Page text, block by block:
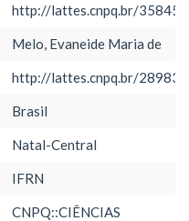
http://lattes.cnpq.br/
Melo, Evaneide Maria de
http://lattes.cnpq.br/
Brasil
Natal-Central
IFRN
CNPQ::CIÊNCIAS